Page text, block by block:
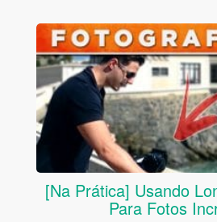
[Na Prática] Usando
Para Fotos